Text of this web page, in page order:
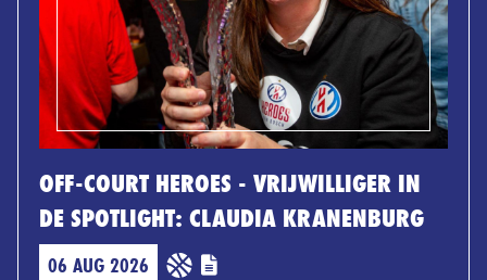
OFF-COURT HEROES - VRIJWILLIGER IN
DE SPOTLIGHT: CLAUDIA KRANENBURG
06 AUG 2026